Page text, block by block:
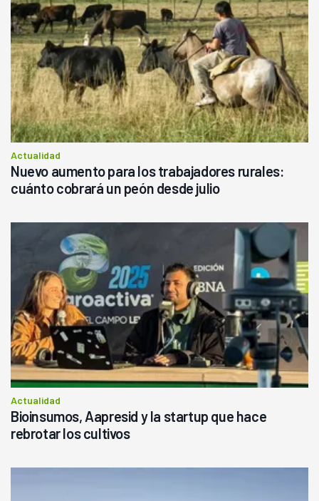
Actualidad
Nuevo aumento para los trabajadores rurales:
cuánto cobrará un peón desde julio
Actualidad
Bioinsumos, Aapresid y la startup que hace
rebrotar los cultivos